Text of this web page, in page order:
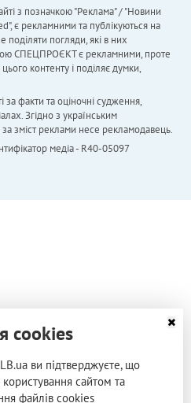
з позначкою "Реклама" / "Новини
є рекламними та публікуються на
погляди, які в них
СПЕЦПРОЄКТ є рекламними, проте
контенту і поділяє думки,
за факти та оціночні судження,
Згідно з українським
за зміст реклами несе рекламодавець.
медіа - R40-05097
cookies
ви підтверджуєте, що
сайтом та
файлів cookies